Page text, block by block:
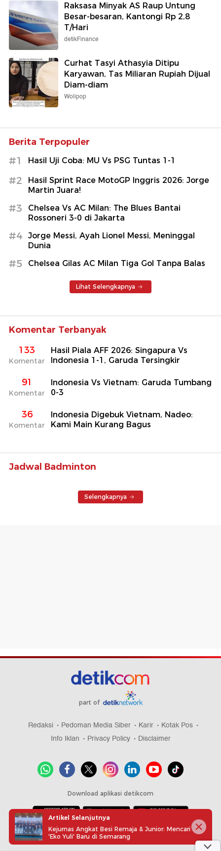
Raksasa Minyak AS Raup Untung
Besar-besaran, Kantongi Rp 2,8
T/Hari
detikFinance
Curhat Tasyi Athasyia Ditipu
Karyawan, Tas Miliaran Rupiah Dijual
Diam-diam
Wolipop
Berita Terpopuler
#1 Hasil Uji Coba: MU Vs PSG Tuntas 1-1
#2
Hasil Sprint Race MotoGP Inggris 2026: Jorge
Martin Juara!
#3
Chelsea Vs AC Milan: The Blues Bantai
Rossoneri 3-0 di Jakarta
#4
Jorge Messi, Ayah Lionel Messi, Meninggal
Dunia
#5 Chelsea Gilas AC Milan Tiga Gol Tanpa Balas
Lihat Selengkapnya
Komentar Terbanyak
133
Komentar
Hasil Piala AFF 2026: Singapura Vs
Indonesia 1-1, Garuda Tersingkir
91
Komentar
Indonesia Vs Vietnam: Garuda Tumbang
0-3
36
Komentar
Indonesia Digebuk Vietnam, Nadeo:
Kami Main Kurang Bagus
Jadwal Badminton
Selengkapnya
part of
Redaksi Pedoman Media Siber Karir
Kotak Pos
Info Iklan
Privacy Policy Disclaimer
Download aplikasi detikcom
Copyright @ 2026 detikcom, All right reserved
Artikel Selanjutnya
Kejurnas Angkat Besi Remaja & Junior: Mencari
'Eko Yuli' Baru di Semarang